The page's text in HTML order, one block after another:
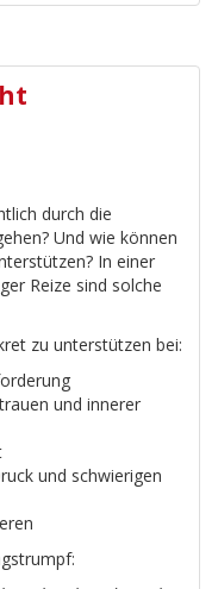
durch die
Und wie können
In einer
Reize sind solche
zu unterstützen bei:
und innerer
und schwierigen